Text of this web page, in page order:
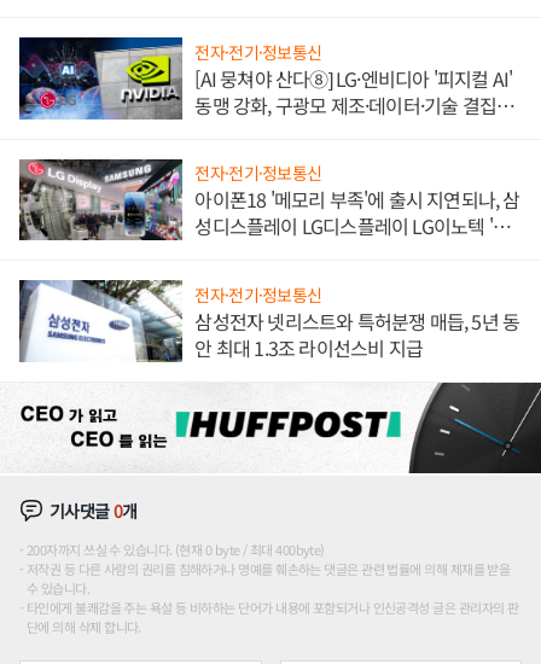
전자·전기·정보통신
[AI 뭉쳐야 산다⑧] LG·엔비디아 '피지컬 AI'
동맹 강화, 구광모 제조·데이터·기술 결집
전자·전기·정보통신
아이폰18 '메모리 부족'에 출시 지연되나, 삼
성디스플레이 LG디스플레이 LG이노텍 '탈
전자·전기·정보통신
삼성전자 넷리스트와 특허분쟁 매듭, 5년 동
안 최대 1.3조 라이선스비 지급
기사댓글0개
200자까지 쓰실 수 있습니다. (현재 0 byte / 최대 400byte)
저작권 등 다른 사람의 권리를 침해하거나 명예를 훼손하는 댓글은 관련 법률에 의해 제재를 받을
수 있습니다.
타인에게 불쾌감을 주는 욕설 등 비하하는 단어가 내용에 포함되거나 인신공격성 글은 관리자의 판
단에 의해 삭제 합니다.